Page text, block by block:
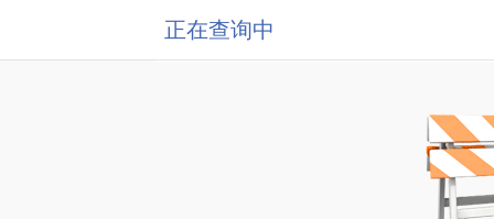
正在查询中